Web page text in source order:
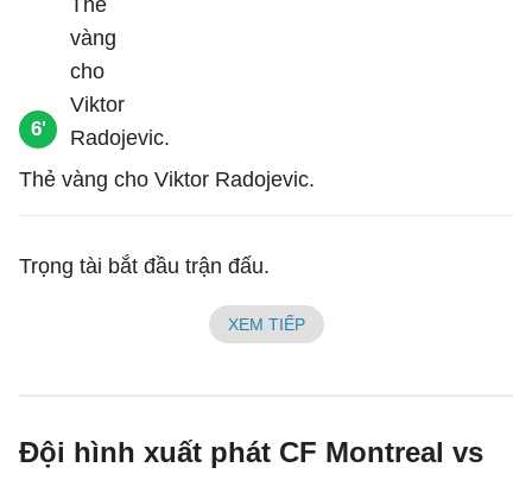
6'
Thẻ vàng cho Viktor Radojevic.
Trọng tài bắt đầu trận đấu.
XEM TIẾP
Đội hình xuất phát CF Montreal vs